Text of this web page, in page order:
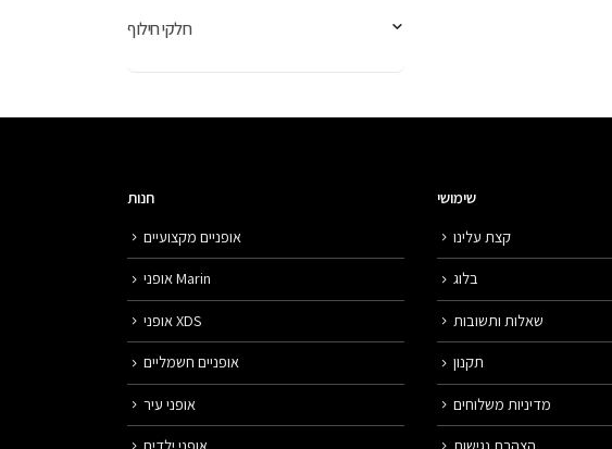
חלקי חילוף
חנות
אופניים מקצועיים
אופני Marin
אופני XDS
אופניים חשמליים
אופני עיר
שימושי
קצת עלינו
בלוג
שאלות ותשובות
תקנון
מדיניות משלוחים